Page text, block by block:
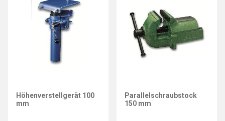
Höhenverstellgerät 100
mm
Parallelschraubstock
150 mm